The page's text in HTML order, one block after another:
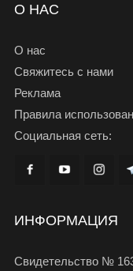
О НАС
О нас
Свяжитесь с нами
Реклама
Правила
Социальная сеть:
ИНФОРМАЦИЯ
Свидетельство №